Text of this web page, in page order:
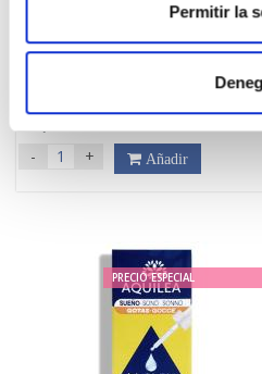
Permitir la
SUEÑO KIDS (30 GUMMIES)
12,20€
- + Añadir
PRECIO ESPECIAL